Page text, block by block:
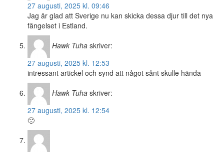
27 augusti, 2025 kl. 09:46
Jag är glad att Sverige nu kan skicka dessa djur till det nya
fängelset i Estland.
Hawk Tuha skriver:
27 augusti, 2025 kl. 12:53
intressant artickel och synd att något sånt skulle hända
Hawk Tuha skriver:
27 augusti, 2025 kl. 12:54
🙁